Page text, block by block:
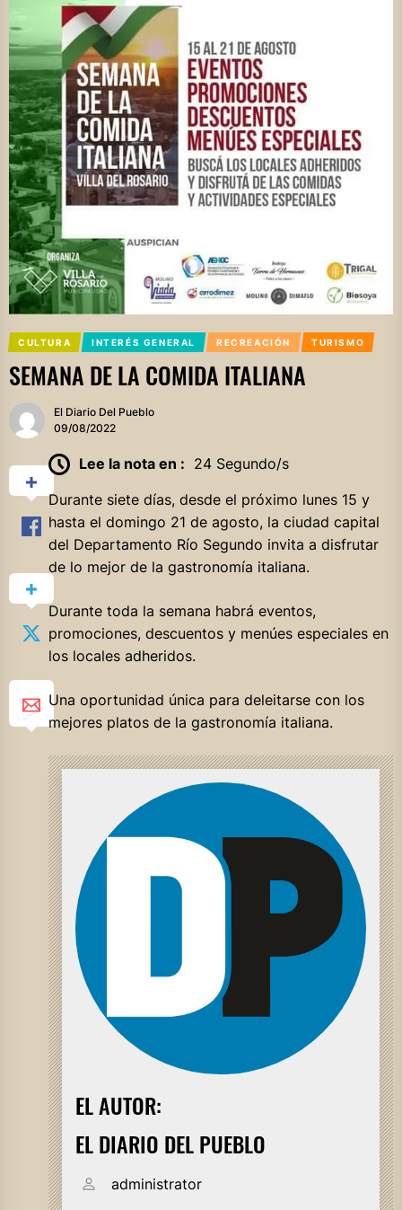
CULTURA INTERÉS GENERAL RECREACIÓN TURISMO
SEMANA DE LA COMIDA ITALIANA
El Diario Del Pueblo
09/08/2022
Lee la nota en : 24 Segundo/s
Durante siete días, desde el próximo lunes 15 y
hasta el domingo 21 de agosto, la ciudad capital
del Departamento Río Segundo invita a disfrutar
de lo mejor de la gastronomía italiana.
Durante toda la semana habrá eventos,
promociones, descuentos y menúes especiales en
los locales adheridos.
Una oportunidad única para deleitarse con los
mejores platos de la gastronomía italiana.
EL AUTOR:
EL DIARIO DEL PUEBLO
administrator